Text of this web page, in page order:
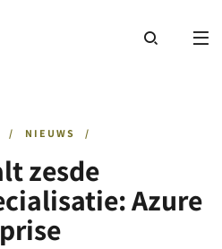
/ NIEUWS /
zesde
Azure